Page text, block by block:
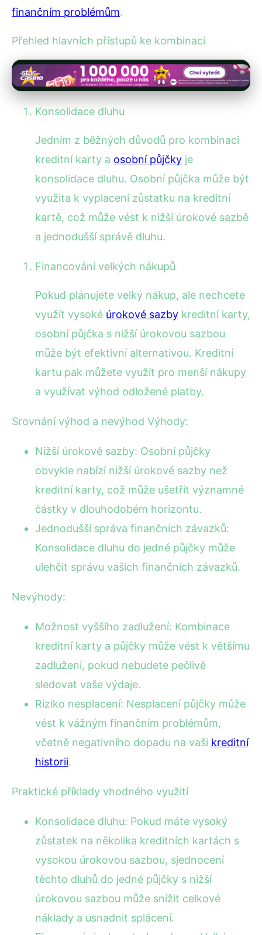
finančním problémům.
Přehled hlavních přístupů ke kombinaci
Konsolidace dluhu
Jedním z běžných důvodů pro kombinaci
kreditní karty a osobní půjčky je
konsolidace dluhu. Osobní půjčka může být
využita k vyplacení zůstatku na kreditní
kartě, což může vést k nižší úrokové sazbě
a jednodušší správě dluhu.
Financování velkých nákupů
Pokud plánujete velký nákup, ale nechcete
využít vysoké úrokové sazby kreditní karty,
osobní půjčka s nižší úrokovou sazbou
může být efektivní alternativou. Kreditní
kartu pak můžete využít pro menší nákupy
a využívat výhod odložené platby.
Srovnání výhod a nevýhod Výhody:
Nižší úrokové sazby: Osobní půjčky
obvykle nabízí nižší úrokové sazby než
kreditní karty, což může ušetřit významné
částky v dlouhodobém horizontu.
Jednodušší správa finančních závazků:
Konsolidace dluhu do jedné půjčky může
ulehčit správu vašich finančních závazků.
Nevýhody:
Možnost vyššího zadlužení: Kombinace
kreditní karty a půjčky může vést k většímu
zadlužení, pokud nebudete pečlivě
sledovat vaše výdaje.
Riziko nesplacení: Nesplacení půjčky může
vést k vážným finančním problémům,
včetně negativního dopadu na vaši kreditní
historii.
Praktické příklady vhodného využití
Konsolidace dluhu: Pokud máte vysoký
zůstatek na několika kreditních kartách s
vysokou úrokovou sazbou, sjednocení
těchto dluhů do jedné půjčky s nižší
úrokovou sazbou může snížit celkové
náklady a usnadnit splácení.